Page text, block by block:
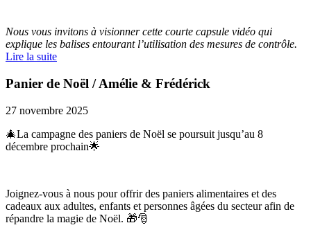
Nous vous invitons à visionner cette courte capsule vidéo qui
explique les balises entourant l’utilisation des mesures de contrôle.
Lire la suite
Panier de Noël / Amélie & Frédérick
27 novembre 2025
🎄La campagne des paniers de Noël se poursuit jusqu’au 8
décembre prochain🌟
Joignez-vous à nous pour offrir des paniers alimentaires et des
cadeaux aux adultes, enfants et personnes âgées du secteur afin de
répandre la magie de Noël. 🎁🎅